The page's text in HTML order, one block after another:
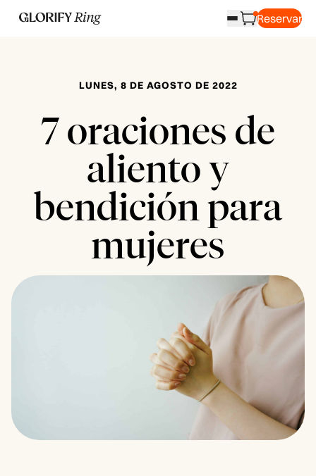
Reservar
LUNES, 8 DE AGOSTO DE 2022
7 oraciones de
aliento y
bendición para
mujeres